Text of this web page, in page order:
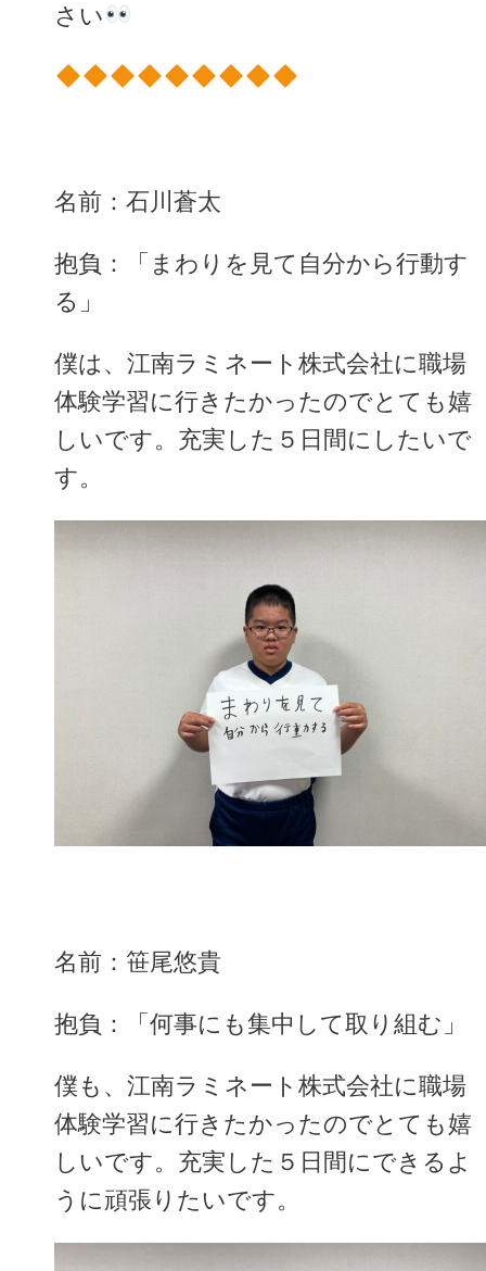
さい
名前：石川蒼太
抱負：「まわりを見て自分から行動す
る」
僕は、江南ラミネート株式会社に職場
体験学習に行きたかったのでとても嬉
しいです。充実した５日間にしたいで
す。
名前：笹尾悠貴
抱負：「何事にも集中して取り組む」
僕も、江南ラミネート株式会社に職場
体験学習に行きたかったのでとても嬉
しいです。充実した５日間にできるよ
うに頑張りたいです。